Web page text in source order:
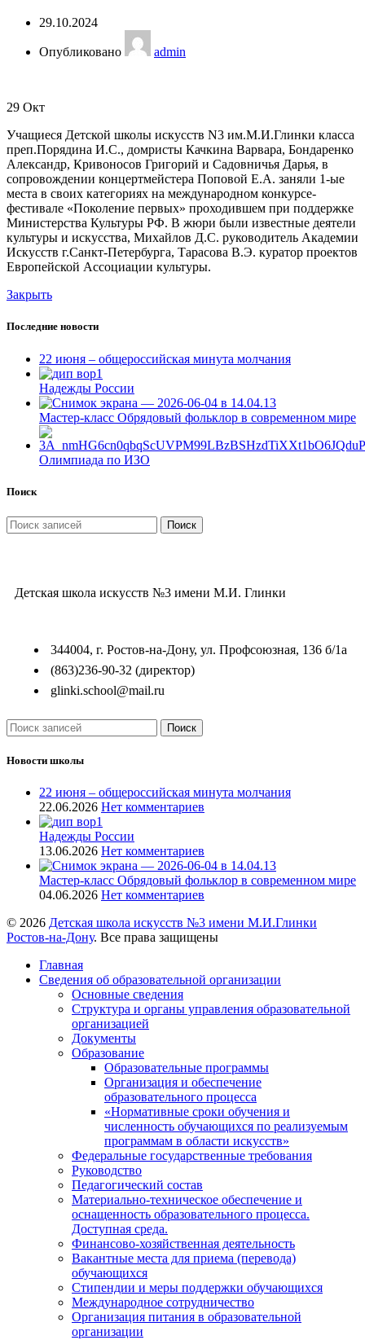
29.10.2024
Опубликовано admin
29 Окт
Учащиеся Детской школы искусств N3 им.М.И.Глинки класса
преп.Порядина И.С., домристы Качкина Варвара, Бондаренко
Александр, Кривоносов Григорий и Садовничья Дарья, в
сопровождении концертмейстера Поповой Е.А. заняли 1-ые
места в своих категориях на международном конкурсе-
фестивале «Поколение первых» проходившем при поддержке
Министерства Культуры РФ. В жюри были известные деятели
культуры и искусства, Михайлов Д.С. руководитель Академии
Искусств г.Санкт-Петербурга, Тарасова В.Э. куратор проектов
Европейской Ассоциации культуры.
Закрыть
Последние новости
22 июня – общероссийская минута молчания
Надежды России
Мастер-класс Обрядовый фольклор в современном мире
Олимпиада по ИЗО
Поиск
Поиск
Детская школа искусств №3 имени М.И. Глинки
344004, г. Ростов-на-Дону, ул. Профсоюзная, 136 б/1а
(863)236-90-32 (директор)
glinki.school@mail.ru
Поиск
Новости школы
22 июня – общероссийская минута молчания
22.06.2026 Нет комментариев
Надежды России
13.06.2026 Нет комментариев
Мастер-класс Обрядовый фольклор в современном мире
04.06.2026 Нет комментариев
© 2026 Детская школа искусств №3 имени М.И.Глинки
Ростов-на-Дону. Все права защищены
Главная
Сведения об образовательной организации
Основные сведения
Структура и органы управления образовательной
организацией
Документы
Образование
Образовательные программы
Организация и обеспечение
образовательного процесса
«Нормативные сроки обучения и
численность обучающихся по реализуемым
программам в области искусств»
Федеральные государственные требования
Руководство
Педагогический состав
Материально-техническое обеспечение и
оснащенность образовательного процесса.
Доступная среда.
Финансово-хозяйственная деятельность
Вакантные места для приема (перевода)
обучающихся
Стипендии и меры поддержки обучающихся
Международное сотрудничество
Организация питания в образовательной
организации